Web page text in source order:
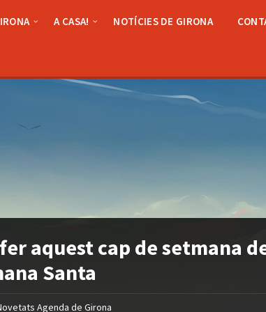
A CASA! NOTÍCIES DE GIRONA
aquest cap de setmana
Santa
Agenda de Girona